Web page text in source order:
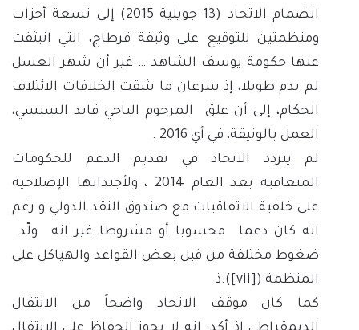
انضمام الاتحاد (13 جويلية 2015) إلى تسعة أحزاب
ومنظمتين للتوقيع على وثيقة قرطاج، التي انبثقت
عنها حكومة يوسف الشاهد … غير أن شهر العسل
لم يدم طويلا، إذ سرعان ما شقت الخلافات الائتلاف
الحكام، إلى أن علق المرحوم الباجي قايد السبسي،
العمل بالوثيقة، في أي 2016 .
لم يتردد الاتحاد في تقديم الدعم للحكومات
المتعاقبة بعد العام 2014 ، ولأجنداتها الإصلاحية
على خلفية الاتفاقيات مع صندوق النقد الدولي و رغم
انه كان دعما محسوبا أو مشروطا غير انه ولّد
ضغوط مختلفة من قبل بعض القواعد والهياكل على
المنظمة (
).ذ
كما كان موقف الاتحاد واضحاً من الانتقال